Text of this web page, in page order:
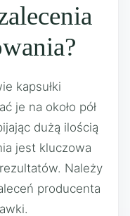
kapsułki
je na około pół
dużą ilością
jest kluczowa
Należy
producenta